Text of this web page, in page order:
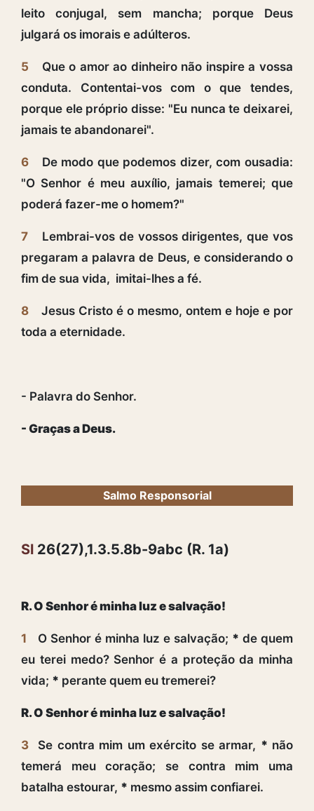
leito conjugal, sem mancha; porque Deus
julgará os imorais e adúlteros.
5
Que o amor ao dinheiro não inspire a vossa
conduta. Contentai-vos com o que tendes,
porque ele próprio disse: "Eu nunca te deixarei,
jamais te abandonarei".
6
De modo que podemos dizer, com ousadia:
"O Senhor é meu auxílio, jamais temerei; que
poderá fazer-me o homem?"
7
Lembrai-vos de vossos dirigentes, que vos
pregaram a palavra de Deus, e considerando o
fim de sua vida, imitai-lhes a fé.
8
Jesus Cristo é o mesmo, ontem e hoje e por
toda a eternidade.
- Palavra do Senhor.
- Graças a Deus.
Salmo Responsorial
Sl 26(27),1.3.5.8b-9abc (R. 1a)
R. O Senhor é minha luz e salvação!
1 O Senhor é minha luz e salvação; * de quem
eu terei medo? Senhor é a proteção da minha
vida; * perante quem eu tremerei?
R. O Senhor é minha luz e salvação!
3 Se contra mim um exército se armar, * não
temerá meu coração; se contra mim uma
batalha estourar, * mesmo assim confiarei.